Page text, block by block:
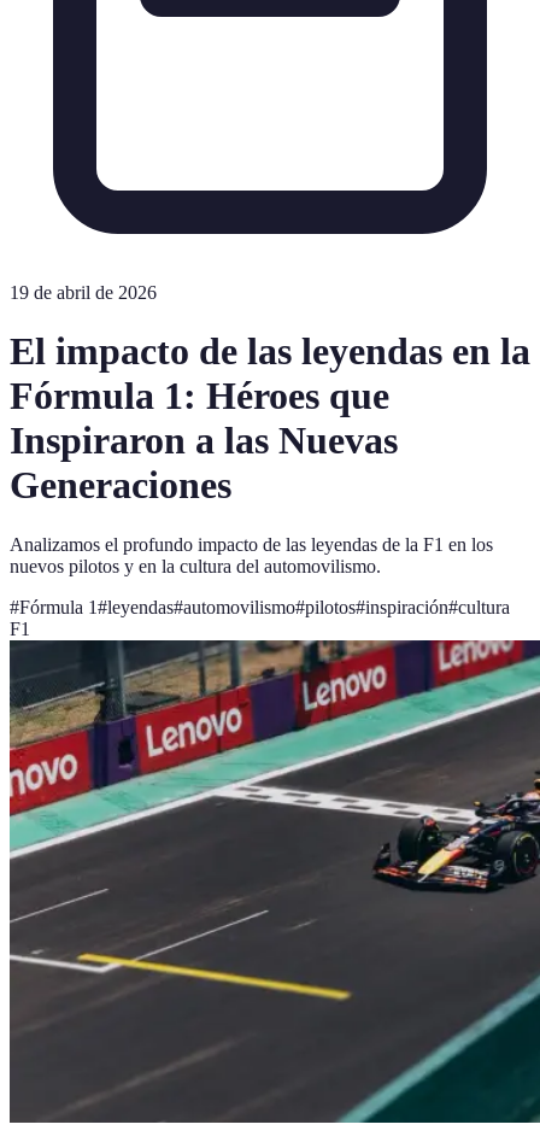
19 de abril de 2026
El impacto de las leyendas en la
Fórmula 1: Héroes que
Inspiraron a las Nuevas
Generaciones
Analizamos el profundo impacto de las leyendas de la F1 en los
nuevos pilotos y en la cultura del automovilismo.
#Fórmula 1#leyendas#automovilismo#pilotos#inspiración#cultura
F1